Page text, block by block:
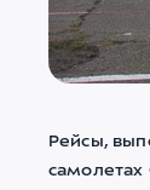
Рейсы,
самолетах